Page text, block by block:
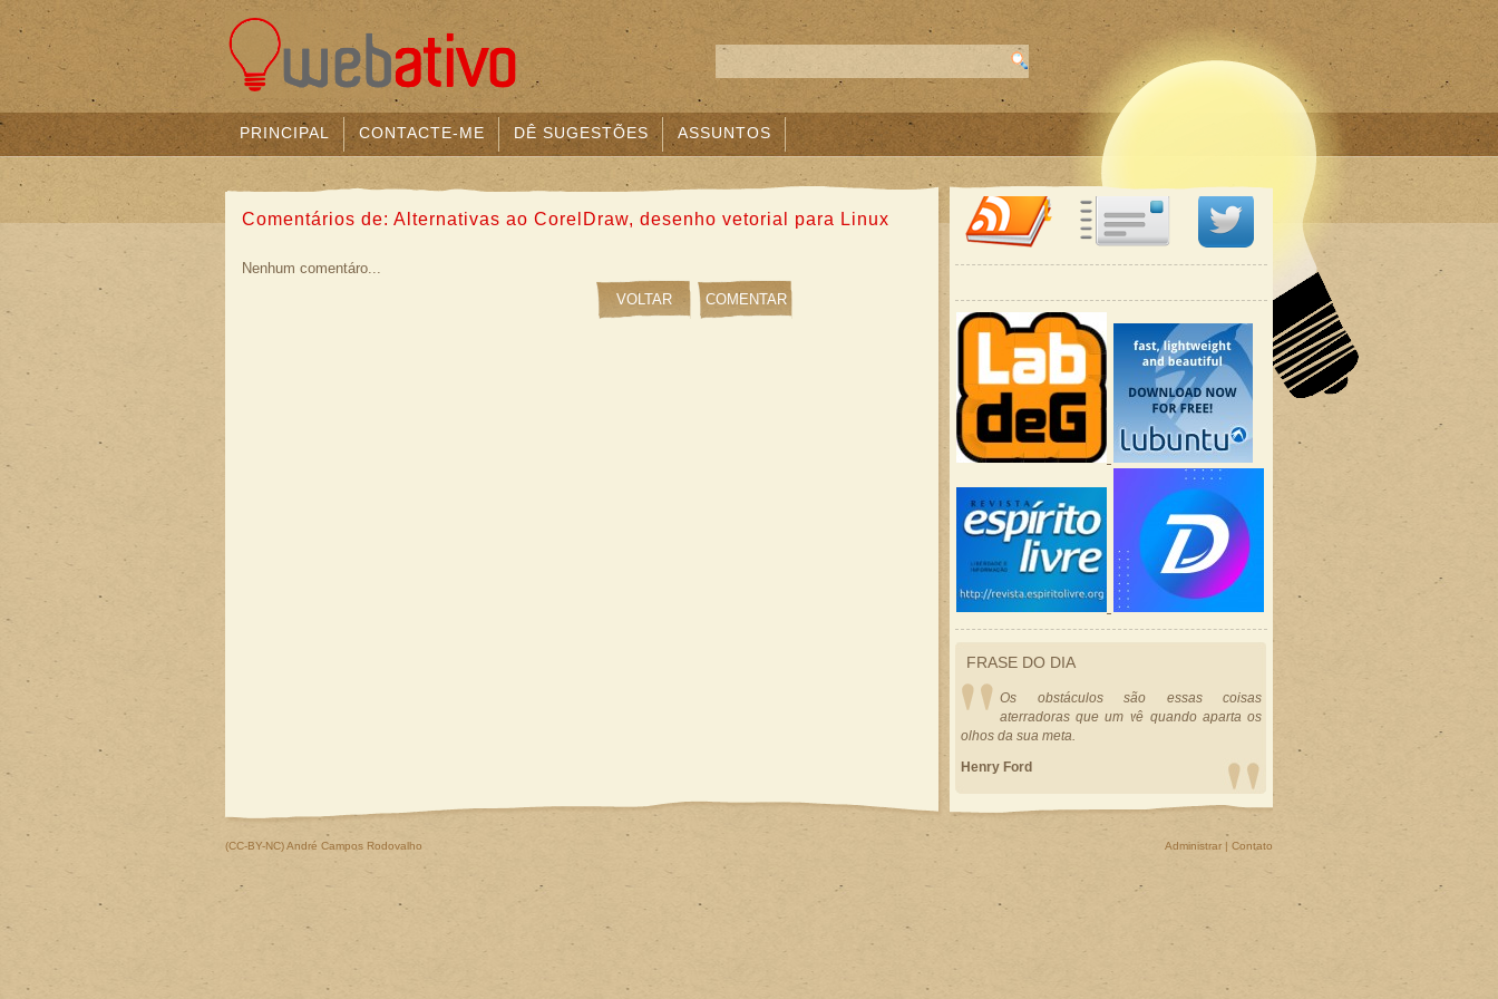
PRINCIPAL CONTACTE-ME DÊ SUGESTÕES ASSUNTOS
Comentários de: Alternativas ao CorelDraw, desenho vetorial para Linux
Nenhum comentáro...
FRASE DO DIA
Os obstáculos são essas coisas
aterradoras que um vê quando aparta os
olhos da sua meta.
Henry Ford
(CC-BY-NC)André Campos Rodovalho Administrar | Contato